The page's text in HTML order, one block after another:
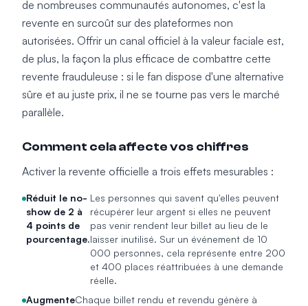
de nombreuses communautés autonomes, c'est la
revente en surcoût sur des plateformes non
autorisées. Offrir un canal officiel à la valeur faciale est,
de plus, la façon la plus efficace de combattre cette
revente frauduleuse : si le fan dispose d'une alternative
sûre et au juste prix, il ne se tourne pas vers le marché
parallèle.
Comment cela affecte vos chiffres
Activer la revente officielle a trois effets mesurables :
Réduit le no-
show de 2 à
4 points de
pourcentage.
Les personnes qui savent qu'elles peuvent
récupérer leur argent si elles ne peuvent
pas venir rendent leur billet au lieu de le
laisser inutilisé. Sur un événement de 10
000 personnes, cela représente entre 200
et 400 places réattribuées à une demande
réelle.
AugmenteChaque billet rendu et revendu génère à